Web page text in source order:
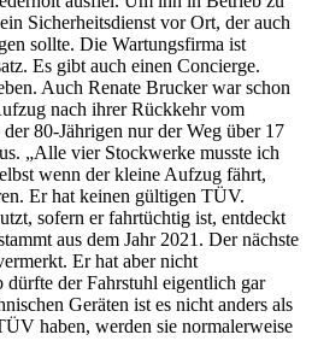
Sicherheitsdienst vor Ort, der auch
sollte. Die Wartungsfirma ist
Es gibt auch einen Concierge.
Auch Renate Brucker war schon
nach ihrer Rückkehr vom
80-Jährigen nur der Weg über 17
„Alle vier Stockwerke musste ich
wenn der kleine Aufzug fährt,
Er hat keinen gültigen TÜV.
sofern er fahrtüchtig ist, entdeckt
aus dem Jahr 2021. Der nächste
Er hat aber nicht
dürfte der Fahrstuhl eigentlich gar
Geräten ist es nicht anders als
haben, werden sie normalerweise